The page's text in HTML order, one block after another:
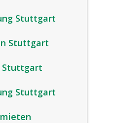
Stuttgart
Stuttgart
Stuttgart
Stuttgart